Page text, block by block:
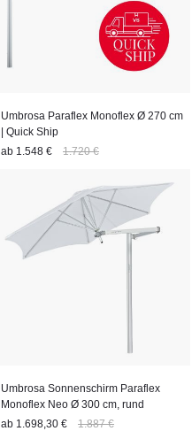
Umbrosa Paraflex Monoflex Ø 270 cm
| Quick Ship
ab 1.548 € 1.720 €
Umbrosa Sonnenschirm Paraflex
Monoflex Neo Ø 300 cm, rund
ab 1.698,30 € 1.887 €